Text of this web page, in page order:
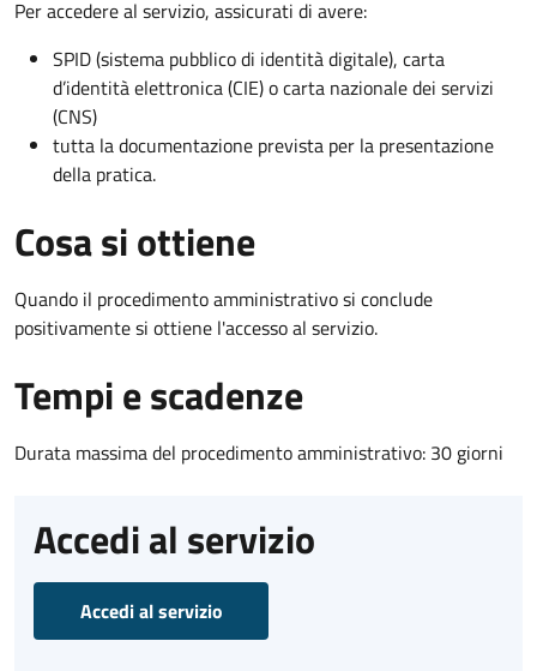
Per accedere al servizio, assicurati di avere:
SPID (sistema pubblico di identità digitale), carta
d’identità elettronica (CIE) o carta nazionale dei servizi
(CNS)
tutta la documentazione prevista per la presentazione
della pratica.
Cosa si ottiene
Quando il procedimento amministrativo si conclude
positivamente si ottiene l'accesso al servizio.
Tempi e scadenze
Durata massima del procedimento amministrativo: 30 giorni
Accedi al servizio
Accedi al servizio